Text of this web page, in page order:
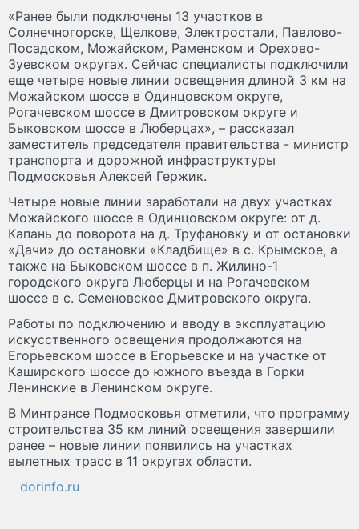
«Ранее были подключены 13 участков в
Солнечногорске, Щелкове, Электростали, Павлово-
Посадском, Можайском, Раменском и Орехово-
Зуевском округах. Сейчас специалисты подключили
еще четыре новые линии освещения длиной 3 км на
Можайском шоссе в Одинцовском округе,
Рогачевском шоссе в Дмитровском округе и
Быковском шоссе в Люберцах», – рассказал
заместитель председателя правительства - министр
транспорта и дорожной инфраструктуры
Подмосковья Алексей Гержик.
Четыре новые линии заработали на двух участках
Можайского шоссе в Одинцовском округе: от д.
Капань до поворота на д. Труфановку и от остановки
«Дачи» до остановки «Кладбище» в с. Крымское, а
также на Быковском шоссе в п. Жилино-1
городского округа Люберцы и на Рогачевском
шоссе в с. Семеновское Дмитровского округа.
Работы по подключению и вводу в эксплуатацию
искусственного освещения продолжаются на
Егорьевском шоссе в Егорьевске и на участке от
Каширского шоссе до южного въезда в Горки
Ленинские в Ленинском округе.
В Минтрансе Подмосковья отметили, что программу
строительства 35 км линий освещения завершили
ранее – новые линии появились на участках
вылетных трасс в 11 округах области.
dorinfo.ru